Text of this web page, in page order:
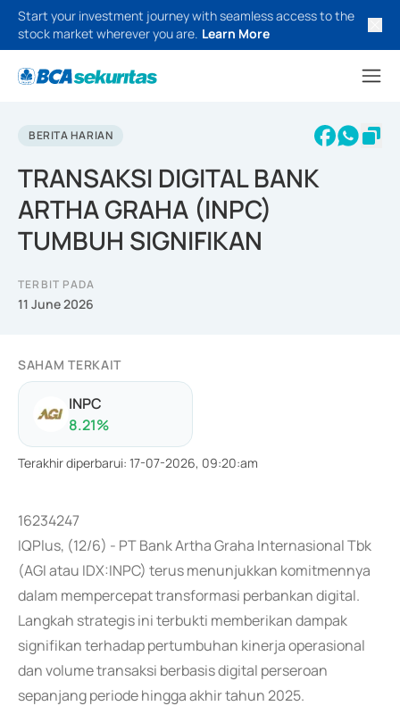
Start your investment journey with seamless access to the
stock market wherever you are. Learn More
BERITA HARIAN
TRANSAKSI DIGITAL BANK
ARTHA GRAHA (INPC)
TUMBUH SIGNIFIKAN
TERBIT PADA
11 June 2026
SAHAM TERKAIT
INPC
8.21%
Terakhir diperbarui: 17-07-2026, 09:20:am
16234247
IQPlus, (12/6) - PT Bank Artha Graha Internasional Tbk
(AGI atau IDX:INPC) terus menunjukkan komitmennya
dalam mempercepat transformasi perbankan digital.
Langkah strategis ini terbukti memberikan dampak
signifikan terhadap pertumbuhan kinerja operasional
dan volume transaksi berbasis digital perseroan
sepanjang periode hingga akhir tahun 2025.